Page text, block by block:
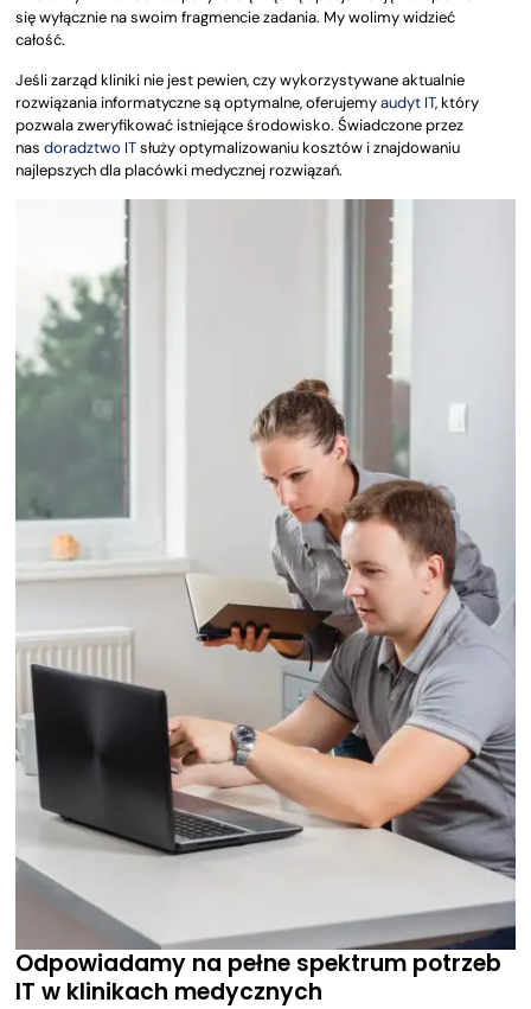
się wyłącznie na swoim fragmencie zadania. My wolimy widzieć
całość.
Jeśli zarząd kliniki nie jest pewien, czy wykorzystywane aktualnie
rozwiązania informatyczne są optymalne, oferujemyaudyt IT, który
pozwala zweryfikować istniejące środowisko. Świadczone przez
nas doradztwo ITsłuży optymalizowaniu kosztów i znajdowaniu
najlepszych dla placówki medycznej rozwiązań.
Odpowiadamy na pełne spektrum potrzeb
IT w klinikach medycznych